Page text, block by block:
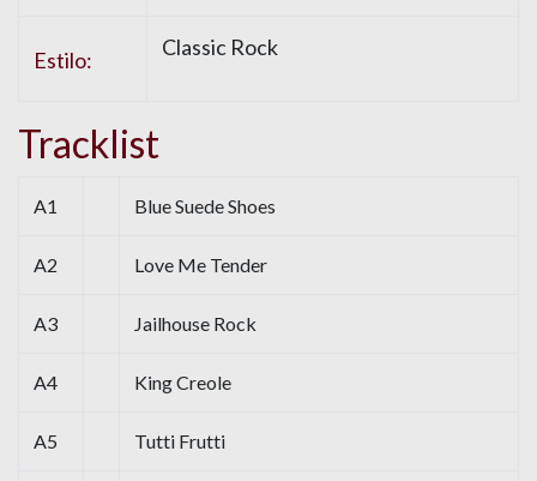
Estilo: Classic Rock
Tracklist
A1 Blue Suede Shoes
A2 Love Me Tender
A3 Jailhouse Rock
A4 King Creole
A5 Tutti Frutti